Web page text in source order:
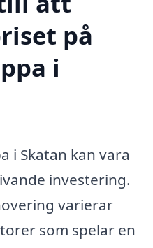
på
i
i Skatan kan vara
investering.
varierar
som spelar en